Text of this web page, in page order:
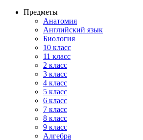
Предметы
Анатомия
Английский язык
Биология
10 класс
11 класс
2 класс
3 класс
4 класс
5 класс
6 класс
7 класс
8 класс
9 класс
Алгебра